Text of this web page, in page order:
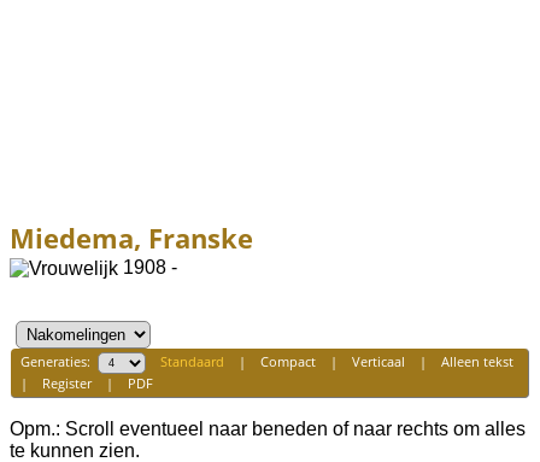
Miedema, Franske
1908 -
Generaties: Standaard | Compact| Verticaal | Alleen tekst
| Register| PDF
Opm.: Scroll eventueel naar beneden of naar rechts om alles
te kunnen zien.